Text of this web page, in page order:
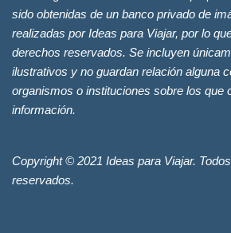
sido obtenidas de un banco privado de
realizadas por Ideas para Viajar, por lo
derechos reservados. Se incluyen
ilustrativos y no guardan relación alguna
organismos o instituciones sobre los que
información.
Copyright © 2021 Ideas para Viajar.
reservados.